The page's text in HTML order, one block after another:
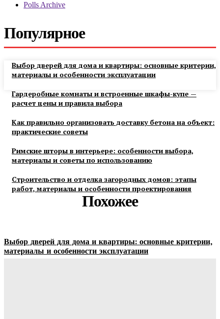
Polls Archive
Популярное
Выбор дверей для дома и квартиры: основные критерии,
материалы и особенности эксплуатации
Гардеробные комнаты и встроенные шкафы-купе —
расчет цены и правила выбора
Как правильно организовать доставку бетона на объект:
практические советы
Римские шторы в интерьере: особенности выбора,
материалы и советы по использованию
Строительство и отделка загородных домов: этапы
работ, материалы и особенности проектирования
Похожее
Выбор дверей для дома и квартиры: основные критерии,
материалы и особенности эксплуатации